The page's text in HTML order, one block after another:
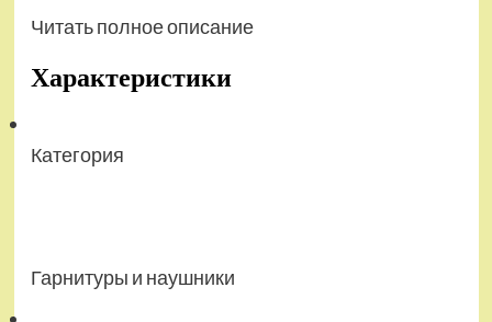
Читать полное описание
Характеристики
Категория
Гарнитуры и наушники